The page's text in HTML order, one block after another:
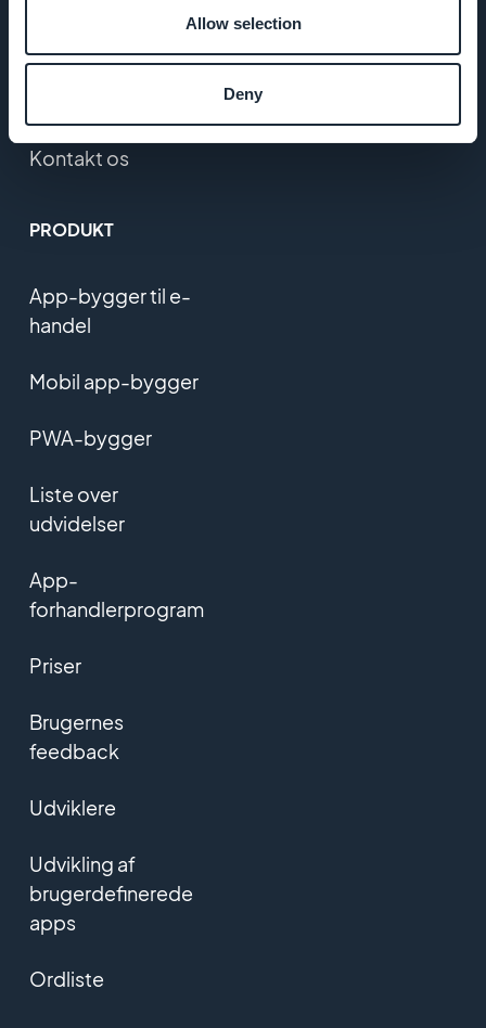
Allow selection
Deny
Fortrolighedspolitik
Kontakt os
PRODUKT
App-bygger til e-
handel
Mobil app-bygger
PWA-bygger
Liste over
udvidelser
App-
forhandlerprogram
Priser
Brugernes
feedback
Udviklere
Udvikling af
brugerdefinerede
apps
Ordliste